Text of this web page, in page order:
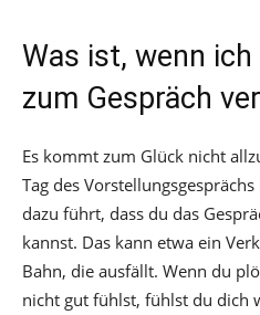
Was ist, wenn
zum Gespräch
Es kommt zum Glück nicht
Tag des
dazu führt, dass du das
kannst. Das kann etwa ein
Bahn, die ausfällt. Wenn du
nicht gut fühlst, fühlst du dich